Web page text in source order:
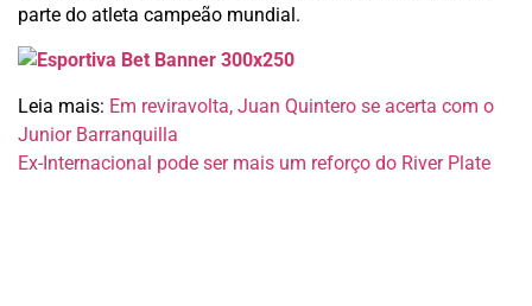
parte do atleta campeão mundial.
Leia mais: Em reviravolta, Juan Quintero se acerta com o
Junior Barranquilla
Ex-Internacional pode ser mais um reforço do River Plate